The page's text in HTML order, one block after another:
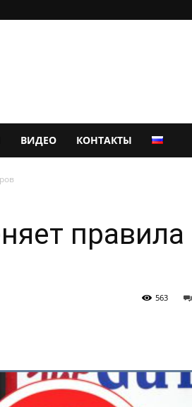
ВИДЕО КОНТАКТЫ
правила
563